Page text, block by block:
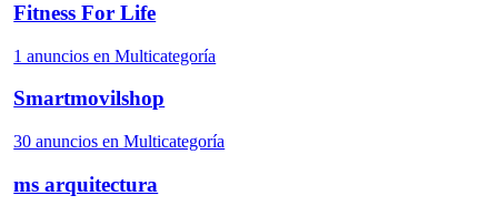
Fitness For Life
1 anuncios en Multicategoría
Smartmovilshop
30 anuncios en Multicategoría
ms arquitectura